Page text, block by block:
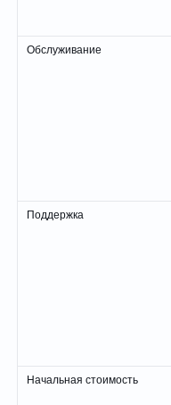
Обслуживание
Поддержка
Начальная стоимость